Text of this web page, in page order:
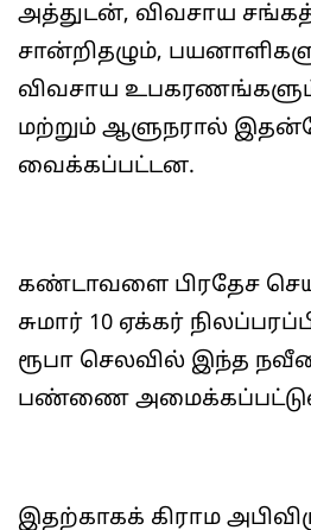
அத்துடன், விவசாய
சான்றிதழும்,
விவசாய
மற்றும் ஆளுநரால்
வைக்கப்பட்டன.
கண்டாவளை பிரதேச
சுமார் 10 ஏக்கர்
ரூபா செலவில் இந்த
பண்ணை
இதற்காகக் கிராம